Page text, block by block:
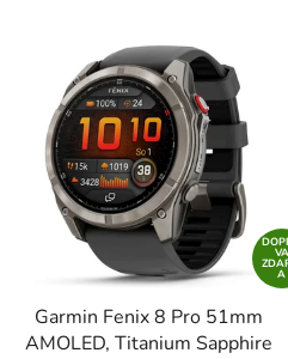
VA
A
Garmin Fenix 8 Pro 51mm
AMOLED, Titanium Sapphire